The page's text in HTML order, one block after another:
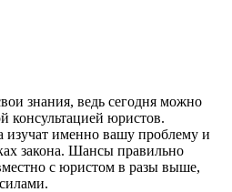
знания, ведь сегодня можно
консультацией юристов.
изучат именно вашу проблему и
закона. Шансы правильно
с юристом в разы выше,